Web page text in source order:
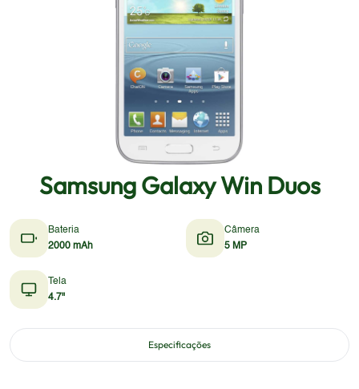
Samsung Galaxy Win Duos
Bateria
2000 mAh
Câmera
5 MP
Tela
4.7"
Especificações